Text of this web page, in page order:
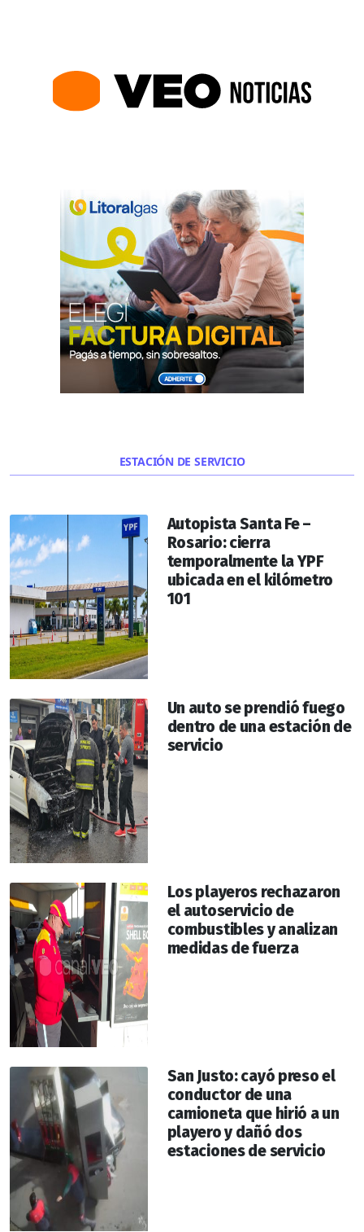
ESTACIÓN DE SERVICIO
Autopista Santa Fe –
Rosario: cierra
temporalmente la YPF
ubicada en el kilómetro
101
Un auto se prendió fuego
dentro de una estación de
servicio
Los playeros rechazaron
el autoservicio de
combustibles y analizan
medidas de fuerza
San Justo: cayó preso el
conductor de una
camioneta que hirió a un
playero y dañó dos
estaciones de servicio